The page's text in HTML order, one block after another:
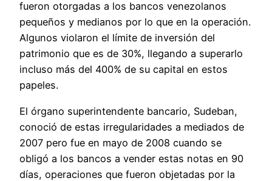
fueron otorgadas a los bancos venezolanos
pequeños y medianos por lo que en la operación.
Algunos violaron el límite de inversión del
patrimonio que es de 30%, llegando a superarlo
incluso más del 400% de su capital en estos
papeles.
El órgano superintendente bancario, Sudeban,
conoció de estas irregularidades a mediados de
2007 pero fue en mayo de 2008 cuando se
obligó a los bancos a vender estas notas en 90
días, operaciones que fueron objetadas por la